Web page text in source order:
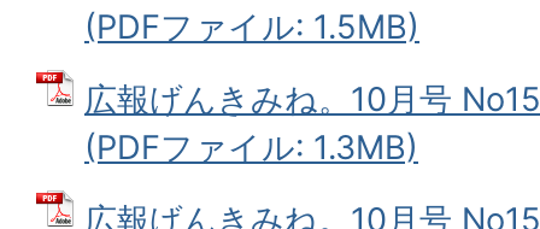
(PDFファイル: 1.5MB)
広報げんきみね。10月号
(PDFファイル: 1.3MB)
広報げんきみね。10月号